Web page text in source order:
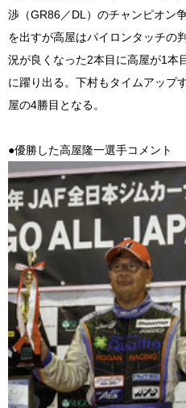
渉（GR86／DL）のチャンピオン
を出すが高屋はパイロンタッチの
況が良くなった2本目に高屋が1本
に躍り出る。下村もタイムアップ
屋の4勝目となる。
●優勝した高屋隆一選手コメント